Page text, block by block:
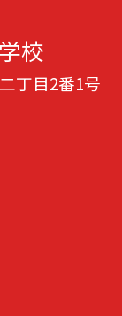
校
丁目2番1号